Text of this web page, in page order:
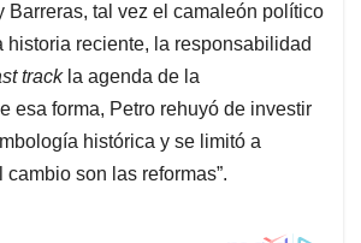
Barreras, tal vez el camaleón político
historia reciente, la responsabilidad
trackla agenda de la
esa forma, Petro rehuyó de investir
histórica y se limitó a
cambio son las reformas”.